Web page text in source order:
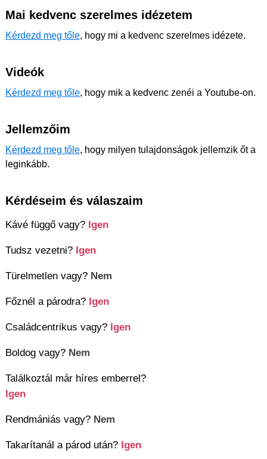
Mai kedvenc szerelmes idézetem
Kérdezd meg tőle, hogy mi a kedvenc szerelmes idézete.
Videók
Kérdezd meg tőle, hogy mik a kedvenc zenéi a Youtube-on.
Jellemzőim
Kérdezd meg tőle, hogy milyen tulajdonságok jellemzik őt a
leginkább.
Kérdéseim és válaszaim
Kávé függő vagy? Igen
Tudsz vezetni? Igen
Türelmetlen vagy? Nem
Főznél a párodra? Igen
Családcentrikus vagy? Igen
Boldog vagy? Nem
Találkoztál már híres emberrel?
Igen
Rendmániás vagy? Nem
Takarítanál a párod után? Igen